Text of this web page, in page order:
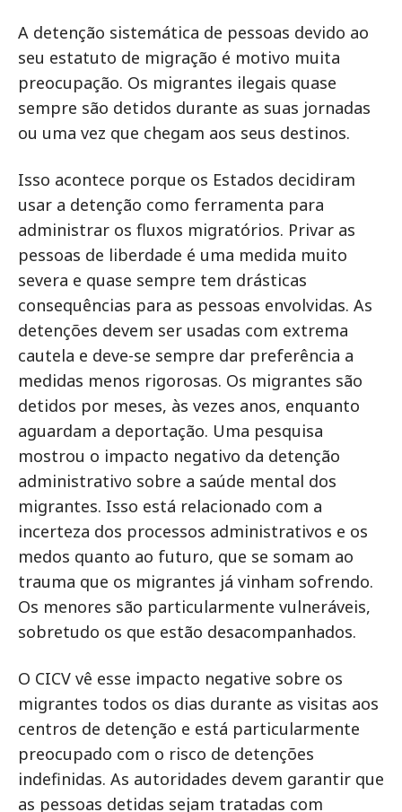
A detenção sistemática de pessoas devido ao
seu estatuto de migração é motivo muita
preocupação. Os migrantes ilegais quase
sempre são detidos durante as suas jornadas
ou uma vez que chegam aos seus destinos.
Isso acontece porque os Estados decidiram
usar a detenção como ferramenta para
administrar os fluxos migratórios. Privar as
pessoas de liberdade é uma medida muito
severa e quase sempre tem drásticas
consequências para as pessoas envolvidas. As
detenções devem ser usadas com extrema
cautela e deve-se sempre dar preferência a
medidas menos rigorosas. Os migrantes são
detidos por meses, às vezes anos, enquanto
aguardam a deportação. Uma pesquisa
mostrou o impacto negativo da detenção
administrativo sobre a saúde mental dos
migrantes. Isso está relacionado com a
incerteza dos processos administrativos e os
medos quanto ao futuro, que se somam ao
trauma que os migrantes já vinham sofrendo.
Os menores são particularmente vulneráveis,
sobretudo os que estão desacompanhados.
O CICV vê esse impacto negative sobre os
migrantes todos os dias durante as visitas aos
centros de detenção e está particularmente
preocupado com o risco de detenções
indefinidas. As autoridades devem garantir que
as pessoas detidas sejam tratadas com